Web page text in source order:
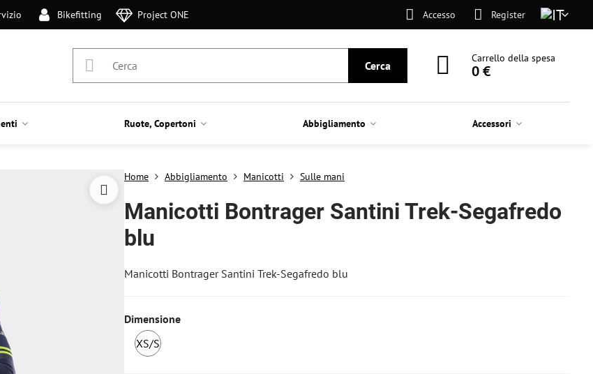
Bikefitting Project ONE Accesso Register
Cerca
Carrello della spesa
0 €
Ruote, Copertoni Abbigliamento Accessori
Home Abbigliamento Manicotti Sulle mani
Manicotti Bontrager Santini Trek-Segafredo
blu
Manicotti Bontrager Santini Trek-Segafredo blu
Dimensione
XS/S